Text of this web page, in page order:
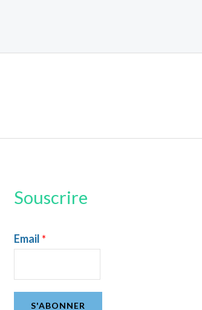
Souscrire
Email *
S'ABONNER